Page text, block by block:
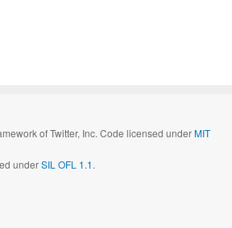
of Twitter, Inc. Code licensed underMIT
underSIL OFL 1.1.